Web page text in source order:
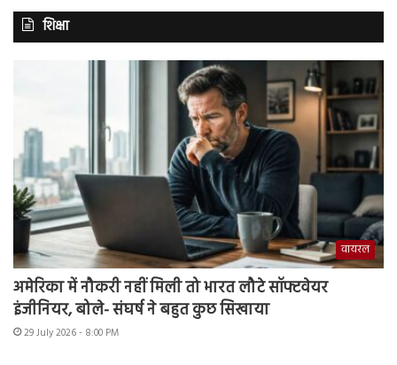
शिक्षा
वायरल
अमेरिका में नौकरी नहीं मिली तो भारत लौटे सॉफ्टवेयर
इंजीनियर, बोले- संघर्ष ने बहुत कुछ सिखाया
29 July 2026 - 8:00 PM